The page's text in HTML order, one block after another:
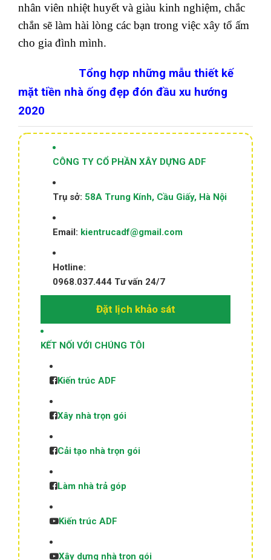
nhân viên nhiệt huyết và giàu kinh nghiệm, chắc
chắn sẽ làm hài lòng các bạn trong việc xây tổ ấm
cho gia đình mình.
Tổng hợp những mẫu thiết kế
mặt tiền nhà ống đẹp đón đầu xu hướng
2020
CÔNG TY CỔ PHẦN XÂY DỰNG ADF
Trụ sở: 58A Trung Kính, Cầu Giấy, Hà Nội
Email: kientrucadf@gmail.com
Hotline:
0968.037.444 Tư vấn 24/7
Đặt lịch khảo sát
KẾT NỐI VỚI CHÚNG TÔI
Kiến trúc ADF
Xây nhà trọn gói
Cải tạo nhà trọn gói
Làm nhà trả góp
Kiến trúc ADF
Xây dựng nhà trọn gói